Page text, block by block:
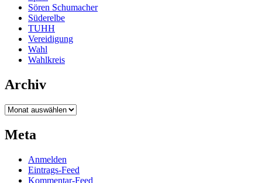
Sören Schumacher
Süderelbe
TUHH
Vereidigung
Wahl
Wahlkreis
Archiv
Archiv
Meta
Anmelden
Eintrags-Feed
Kommentar-Feed